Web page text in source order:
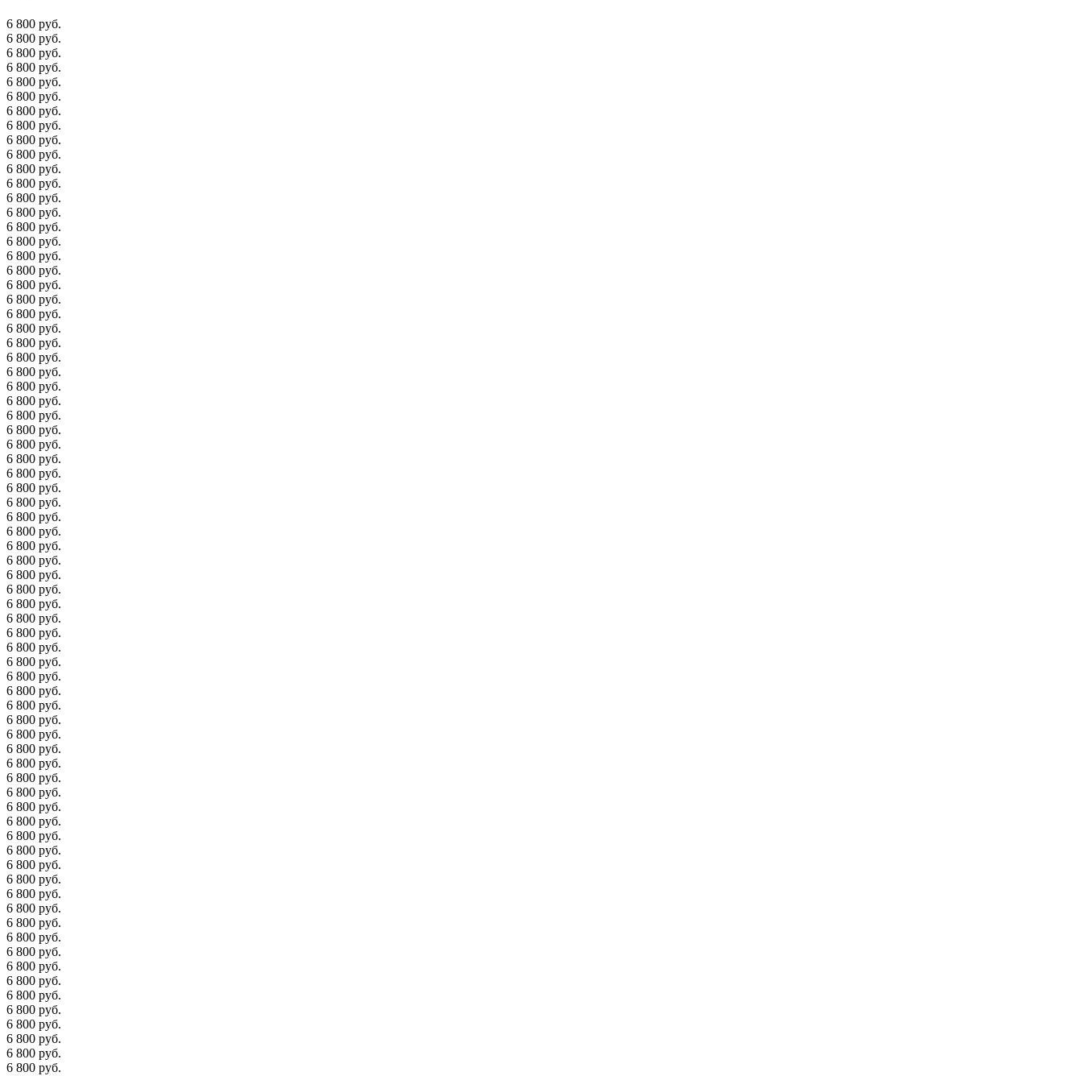
6 800 руб.
6 800 руб.
6 800 руб.
6 800 руб.
6 800 руб.
6 800 руб.
6 800 руб.
6 800 руб.
6 800 руб.
6 800 руб.
6 800 руб.
6 800 руб.
6 800 руб.
6 800 руб.
6 800 руб.
6 800 руб.
6 800 руб.
6 800 руб.
6 800 руб.
6 800 руб.
6 800 руб.
6 800 руб.
6 800 руб.
6 800 руб.
6 800 руб.
6 800 руб.
6 800 руб.
6 800 руб.
6 800 руб.
6 800 руб.
6 800 руб.
6 800 руб.
6 800 руб.
6 800 руб.
6 800 руб.
6 800 руб.
6 800 руб.
6 800 руб.
6 800 руб.
6 800 руб.
6 800 руб.
6 800 руб.
6 800 руб.
6 800 руб.
6 800 руб.
6 800 руб.
6 800 руб.
6 800 руб.
6 800 руб.
6 800 руб.
6 800 руб.
6 800 руб.
6 800 руб.
6 800 руб.
6 800 руб.
6 800 руб.
6 800 руб.
6 800 руб.
6 800 руб.
6 800 руб.
6 800 руб.
6 800 руб.
6 800 руб.
6 800 руб.
6 800 руб.
6 800 руб.
6 800 руб.
6 800 руб.
6 800 руб.
6 800 руб.
6 800 руб.
6 800 руб.
6 800 руб.